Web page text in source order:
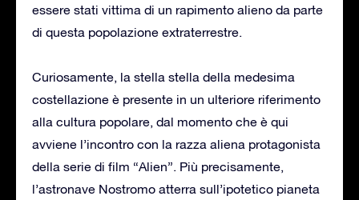
essere stati vittima di un rapimento alieno da parte
di questa popolazione extraterrestre.
Curiosamente, la stella stella della medesima
costellazione è presente in un ulteriore riferimento
alla cultura popolare, dal momento che è qui
avviene l’incontro con la razza aliena protagonista
della serie di film “Alien”. Più precisamente,
l’astronave Nostromo atterra sull’ipotetico pianeta